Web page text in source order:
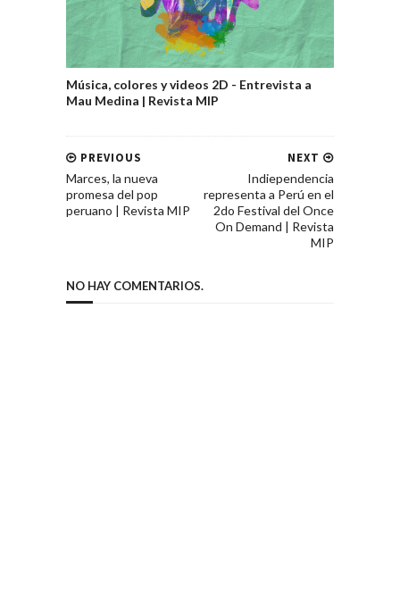
Música, colores y videos 2D - Entrevista a
Mau Medina | Revista MIP
NEXT
Indiependencia
representa a Perú en el
2do Festival del Once
On Demand | Revista
MIP
PREVIOUS
Marces, la nueva
promesa del pop
peruano | Revista MIP
NO HAY COMENTARIOS.